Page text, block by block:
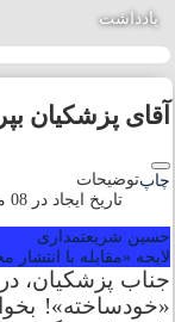
یادداشت
آقای پزشکیان
چاپتوضیحات
تاریخ ایجاد در 08 مرداد 1404
حسین شریعتمداری
لایحه «مقابله با
جناب پزشکیان،
«خودساخته»!